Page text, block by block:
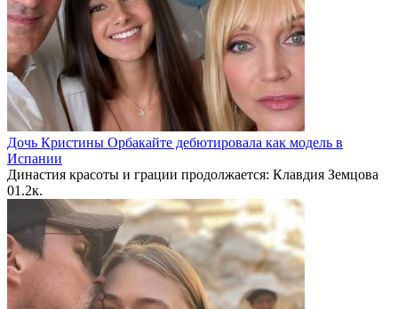
Дочь Кристины Орбакайте дебютировала как модель в
Испании
Династия красоты и грации продолжается: Клавдия Земцова
01.2к.